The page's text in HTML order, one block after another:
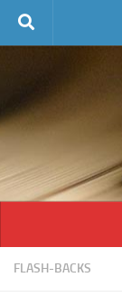
Skip to content
FLASH-BACKS